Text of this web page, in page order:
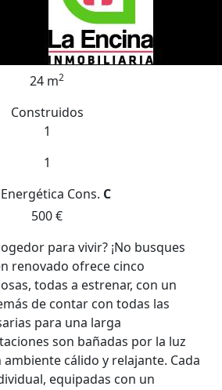
24 m2
Construidos
1
1
Cons. C
500 €
para vivir? ¡No busques
renovado ofrece cinco
todas a estrenar, con un
de contar con todas las
para una larga
son bañadas por la luz
cálido y relajante. Cada
equipadas con un